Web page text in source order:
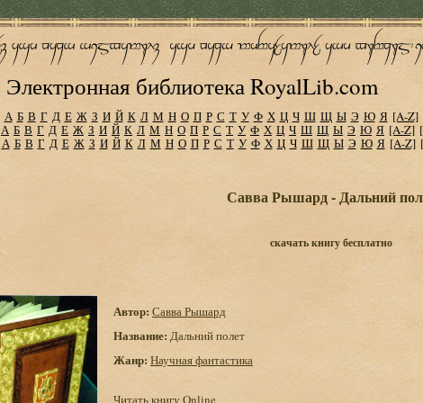
Электронная библиотека RoyalLib.com
А Б В Г Д Е Ж З И Й К Л М Н О П Р С Т У Ф Х Ц Ч Ш Щ Ы Э Ю Я [A-Z]
А Б В Г Д Е Ж З И Й К Л М Н О П Р С Т У Ф Х Ц Ч Ш Щ Ы Э Ю Я [A-Z]
А Б В Г Д Е Ж З И Й К Л М Н О П Р С Т У Ф Х Ц Ч Ш Щ Ы Э Ю Я [A-Z]
Савва Рышард - Дальний
скачать книгу бесплатно
Автор: Савва Рышард
Название: Дальний полет
Жанр: Научная фантастика
Читать книгу Online